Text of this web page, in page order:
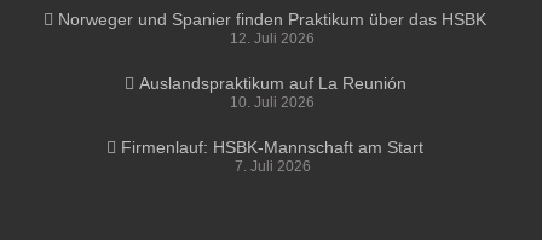
Norweger und Spanier finden Praktikum über das HSBK
12. Juli 2026
Auslandspraktikum auf La Reunión
10. Juli 2026
Firmenlauf: HSBK-Mannschaft am Start
7. Juli 2026